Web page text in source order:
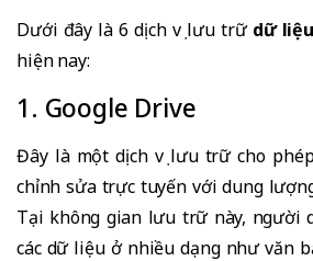
Dưới đây là 6 dịch vụ lưu trữ dữ
hiện nay:
1. Google Drive
Đây là một dịch vụ lưu trữ cho
chỉnh sửa trực tuyến với dung
Tại không gian lưu trữ này, người
các dữ liệu ở nhiều dạng như văn